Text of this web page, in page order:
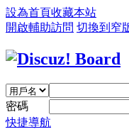
設為首頁收藏本站
開啟輔助訪問 切換到窄
密碼
快捷導航